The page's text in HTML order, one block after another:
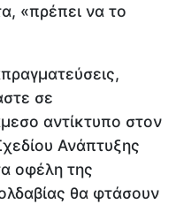
«πρέπει να το
σε
αντίκτυπο στον
Ανάπτυξης
οφέλη της
θα φτάσουν